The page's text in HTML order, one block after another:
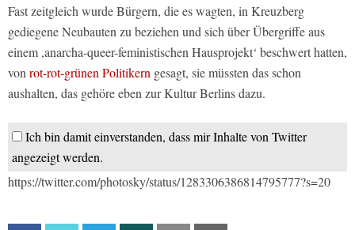
Fast zeitgleich wurde Bürgern, die es wagten, in Kreuzberg
gediegene Neubauten zu beziehen und sich über Übergriffe aus
einem ,anarcha-queer-feministischen Hausprojekt‘ beschwert hatten,
vonrot-rot-grünen Politikern gesagt, sie müssten das schon
aushalten, das gehöre eben zur Kultur Berlins dazu.
Ich bin damit einverstanden, dass mir Inhalte von Twitter
angezeigt werden.
https://twitter.com/photosky/status/1283306386814795777?s=20